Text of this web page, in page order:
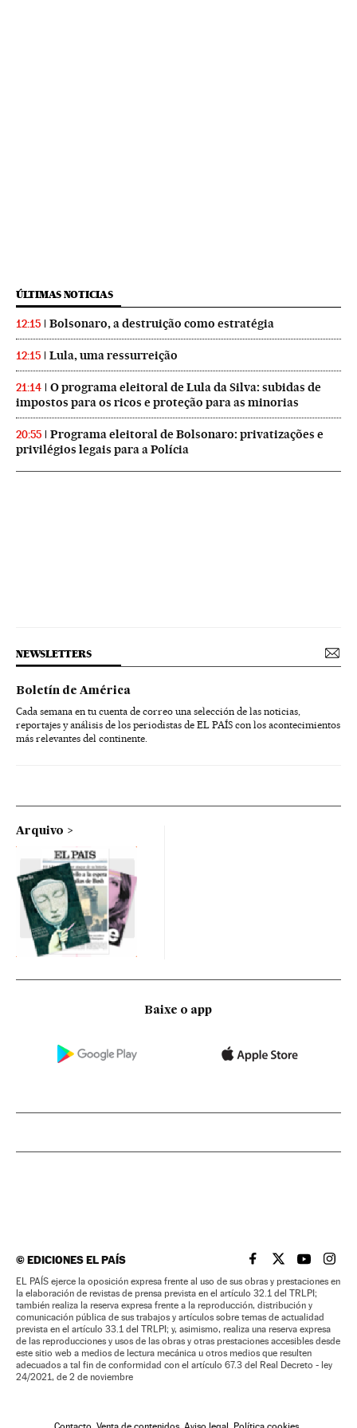
ÚLTIMAS NOTICIAS
12:15 Bolsonaro, a destruição como estratégia
12:15 Lula, uma ressurreição
21:14
O programa eleitoral de Lula da Silva: subidas de
impostos para os ricos e proteção para as minorias
20:55
Programa eleitoral de Bolsonaro: privatizações e
privilégios legais para a Polícia
NEWSLETTERS
Boletín de América
Cada semana en tu cuenta de correo una selección de las noticias,
reportajes y análisis de los periodistas de EL PAÍS con los acontecimientos
más relevantes del continente.
Arquivo
Baixe o app
©EDICIONES EL PAÍS EL PAÍS BRASIL EN
EL PAÍSEL PAÍS
EL
EL PAÍS ejerce la oposición expresa frente al uso de sus obras y prestaciones en
la elaboración de revistas de prensa prevista en el artículo 32.1 del TRLPI;
también realiza la reserva expresa frente a la reproducción, distribución y
comunicación pública de sus trabajos y artículos sobre temas de actualidad
prevista en el artículo 33.1 del TRLPI; y, asimismo, realiza una reserva expresa
de las reproducciones y usos de las obras y otras prestaciones accesibles desde
este sitio web a medios de lectura mecánica u otros medios que resulten
adecuados a tal fin de conformidad con el artículo 67.3 del Real Decreto - ley
24/2021, de 2 de noviembre